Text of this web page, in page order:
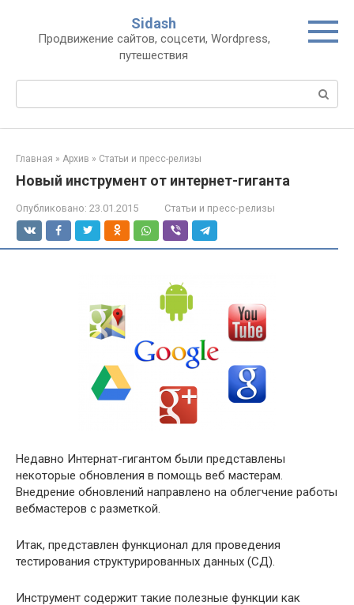
контенту
Sidash
Продвижение сайтов, соцсети, Wordpress,
путешествия
Главная » Архив » Статьи и пресс-релизы
Новый инструмент от интернет-гиганта
Опубликовано: 23.01.2015 Статьи и пресс-релизы
Недавно Интернат-гигантом были представлены
некоторые обновления в помощь веб мастерам.
Внедрение обновлений направлено на облегчение работы
вебмастеров с разметкой.
Итак, представлен функционал для проведения
тестирования структурированных данных (СД).
Инструмент содержит такие полезные функции как